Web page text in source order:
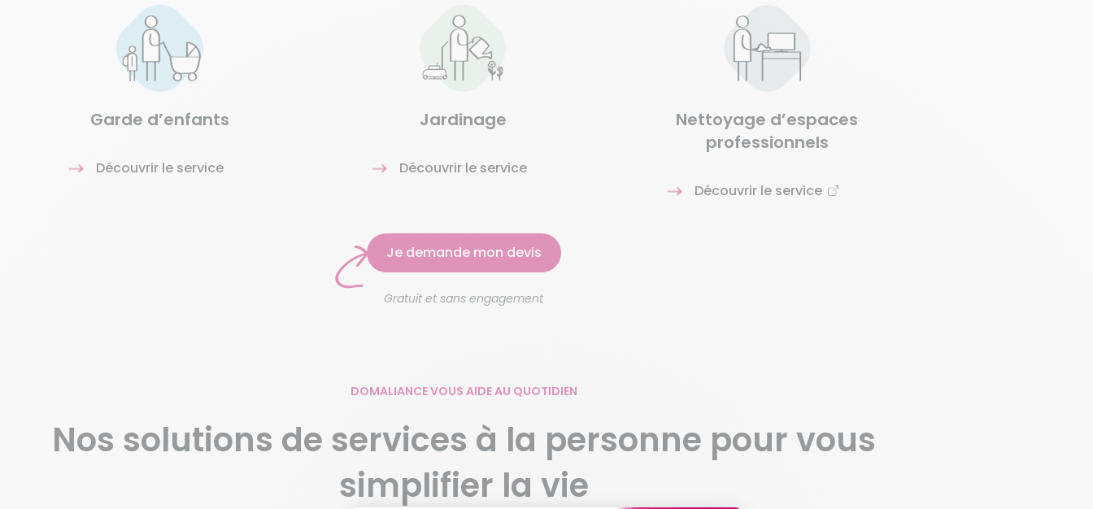
Garde d’enfants
Découvrir le service
Jardinage
Découvrir le service
Nettoyage d’espaces
professionnels
Découvrir le service
Je demande mon devis
Gratuit et sans engagement
DOMALIANCE VOUS AIDE AU QUOTIDIEN
Nos solutions de services à la personne pour vous
simplifier la vie